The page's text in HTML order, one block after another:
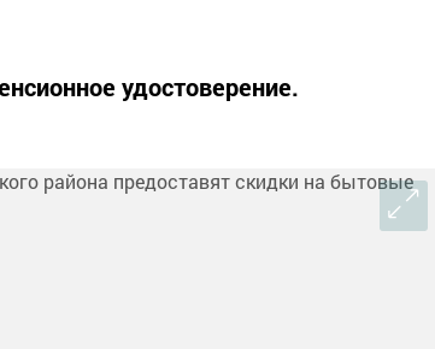
удостоверение.